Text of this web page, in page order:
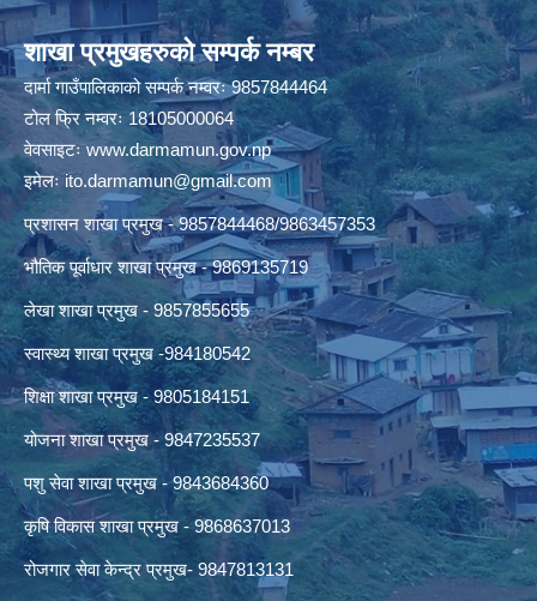
शाखा प्रमुखहरुको सम्पर्क नम्बर
दार्मा गाउँपालिकाको सम्पर्क नम्वरः 9857844464
टोल फ्रि नम्वरः 18105000064
वेवसाइटःwww.darmamun.gov.np
इमेलःito.darmamun@gmail.com
प्रशासन शाखा प्रमुख - 9857844468/9863457353
भौतिक पूर्वाधार शाखा प्रमुख - 9869135719
लेखा शाखा प्रमुख - 9857855655
स्वास्थ्य शाखा प्रमुख -984180542
शिक्षा शाखा प्रमुख - 9805184151
योजना शाखा प्रमुख - 9847235537
पशु सेवा शाखा प्रमुख - 9843684360
कृषि विकास शाखा प्रमुख - 9868637013
रोजगार सेवा केन्द्र प्रमुख- 9847813131